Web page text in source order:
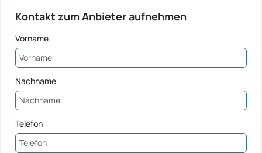
Kontakt zum Anbieter aufnehmen
Vorname
Nachname
Telefon